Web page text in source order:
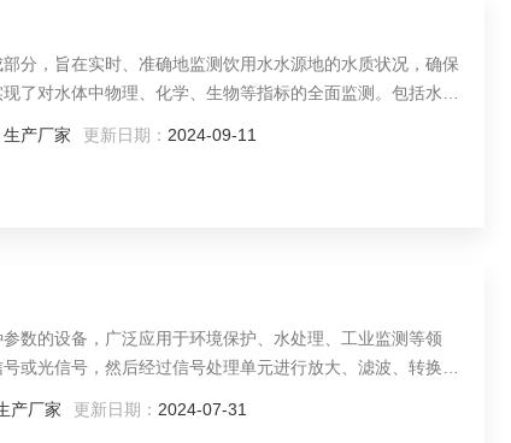
分，旨在实时、准确地监测饮用水水源地的水质状况，确保
了对水体中物理、化学、生物等指标的全面监测。包括水样
生产厂家 更新日期： 2024-09-11
数的设备，广泛应用于环境保护、水处理、工业监测等领
或光信号，然后经过信号处理单元进行放大、滤波、转换等
产厂家 更新日期： 2024-07-31